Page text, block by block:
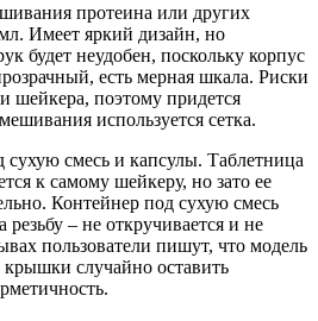
протеина или других
Имеет яркий дизайн, но
будет неудобен, поскольку корпус
есть мерная шкала. Риски
шейкера, поэтому придется
используется сетка.
сухую смесь и капсулы. Таблетница
к самому шейкеру, но зато ее
Контейнер под сухую смесь
резьбу – не откручивается и не
пользователи пишут, что модель
крышки случайно оставить